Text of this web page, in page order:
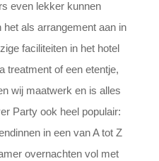
even lekker kunnen
als arrangement aan in
faciliteiten in het hotel
treatment of een etentje,
wij maatwerk en is alles
Party ook heel populair:
in een van A tot Z
overnachten vol met